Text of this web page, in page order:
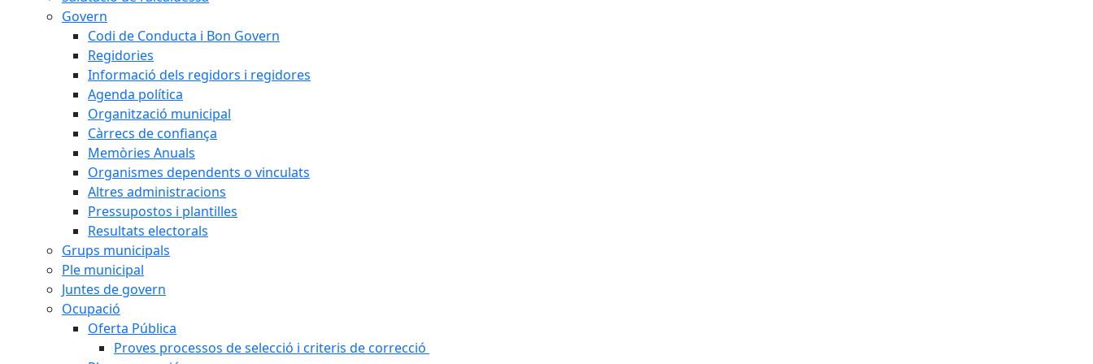
Govern
Codi de Conducta i Bon Govern
Regidories
Informació dels regidors i regidores
Agenda política
Organització municipal
Càrrecs de confiança
Memòries Anuals
Organismes dependents o vinculats
Altres administracions
Pressupostos i plantilles
Resultats electorals
Grups municipals
Ple municipal
Juntes de govern
Ocupació
Oferta Pública
Proves processos de selecció i criteris de correcció